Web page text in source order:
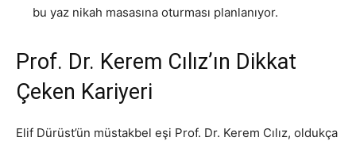
bu yaz nikah masasına oturması planlanıyor.
Prof. Dr. Kerem Cılız’ın Dikkat
Çeken Kariyeri
Elif Dürüst’ün müstakbel eşi Prof. Dr. Kerem Cılız, oldukça